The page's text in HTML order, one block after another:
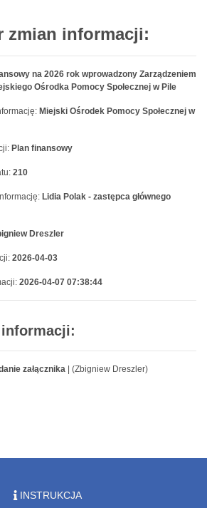
zmian informacji:
na 2026 rok wprowadzony Zarządzeniem
Ośrodka Pomocy Społecznej w Pile
Miejski Ośrodek Pomocy Społecznej w
Plan finansowy
210
Lidia Polak - zastępca głównego
Dreszler
2026-04-03
2026-04-07 07:38:44
załącznika | (Zbigniew Dreszler)
INSTRUKCJA